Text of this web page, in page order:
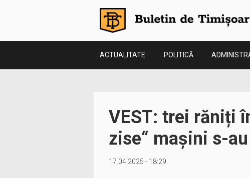
ACTUALITATE POLITICĂ
VEST: trei răniți
zise“ mașini s-
17.04.2025 - 18:29